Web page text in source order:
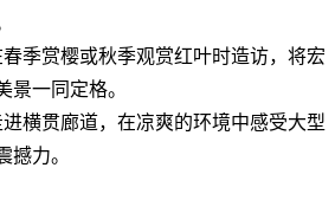
春季赏樱或秋季观赏红叶时造访，将宏
景一同定格。
进横贯廊道，在凉爽的环境中感受大型
撼力。